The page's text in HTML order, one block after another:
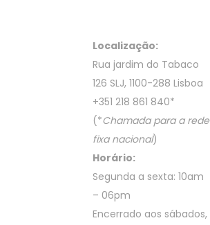
Localização:
Rua jardim do Tabaco
126 SLJ, 1100-288 Lisboa
+351 218 861 840*
(*Chamada para a rede
fixa nacional)
Horário:
Segunda a sexta: 10am
– 06pm
Encerrado aos sábados,